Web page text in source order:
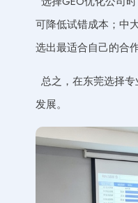
可降低试错成本；中
选出最适合自己的合作
总之，在东莞选择
发展。